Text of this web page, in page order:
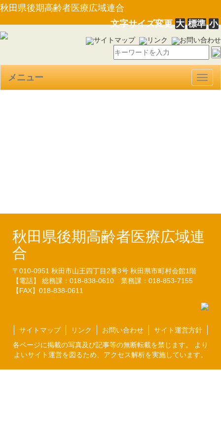
秋田県後期高齢者医療広域連合
文字サイズ変更大 標準 小
サイトマップ リンク お問い合わせ
メニュー
秋田県後期高齢者医療広域連
合
〒010-0951 秋田市山王四丁目2番3号 秋田県市町村会館1階
【電話】 総務課：018-838-0610 業務課：018-853-7155
【FAX】018-838-0611
サイトマップ リンク お問い合わせ
サイト運営方針
各ページに掲載の写真及び記事等の無断転載を禁じます。 より
よいサイト運営を図るため、アクセス解析を実施しています。